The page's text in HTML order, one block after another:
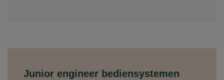
Junior engineer bediensystemen